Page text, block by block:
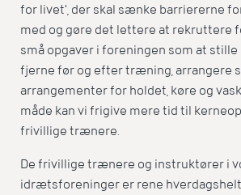
for livet’, der skal sænke barriererne
med og gøre det lettere at rekruttere
små opgaver i foreningen som at
fjerne før og efter træning, arrangere
arrangementer for holdet, køre og
måde kan vi frigive mere tid til
frivillige trænere.
De frivillige trænere og instruktører i
idrætsforeninger er rene